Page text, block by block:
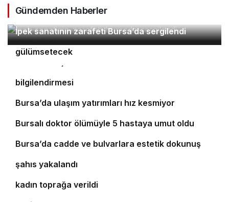
Gündemden Haberler
İpek sanatının zarafeti Bursa’da sergilendi
Orhaneli’nin turizm potansiyeli Bursa’yı
gülümsetecek
3
4
Bursa’da öğrencilere polislik tanıtımı ve güvenlik
bilgilendirmesi
5
Bursa’da ulaşım yatırımları hız kesmiyor
6
Bursalı doktor ölümüyle 5 hastaya umut oldu
7
Bursa’da cadde ve bulvarlara estetik dokunuş
Bursa’da 25 yıl kesinleşmiş hapis cezası bulunan
şahıs yakalandı
Bursa’daki silahlı saldırıda ölen güzellik uzmanı
kadın toprağa verildi
‘Osmangazi Ramazan Sokağı’ huzur veren